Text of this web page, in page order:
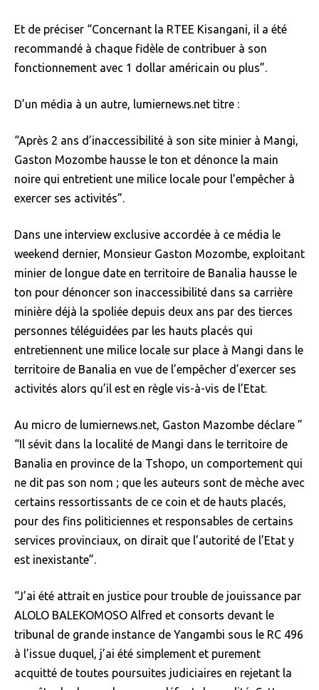
Et de préciser “Concernant la RTEE Kisangani, il a été
recommandé à chaque fidèle de contribuer à son
fonctionnement avec 1 dollar américain ou plus”.
D’un média à un autre, lumiernews.net titre :
“Après 2 ans d’inaccessibilité à son site minier à Mangi,
Gaston Mozombe hausse le ton et dénonce la main
noire qui entretient une milice locale pour l’empêcher à
exercer ses activités”.
Dans une interview exclusive accordée à ce média le
weekend dernier, Monsieur Gaston Mozombe, exploitant
minier de longue date en territoire de Banalia hausse le
ton pour dénoncer son inaccessibilité dans sa carrière
minière déjà la spoliée depuis deux ans par des tierces
personnes téléguidées par les hauts placés qui
entretiennent une milice locale sur place à Mangi dans le
territoire de Banalia en vue de l’empêcher d’exercer ses
activités alors qu’il est en règle vis-à-vis de l’Etat.
Au micro de lumiernews.net, Gaston Mazombe déclare ”
“Il sévit dans la localité de Mangi dans le territoire de
Banalia en province de la Tshopo, un comportement qui
ne dit pas son nom ; que les auteurs sont de mèche avec
certains ressortissants de ce coin et de hauts placés,
pour des fins politiciennes et responsables de certains
services provinciaux, on dirait que l’autorité de l’Etat y
est inexistante”.
“J’ai été attrait en justice pour trouble de jouissance par
ALOLO BALEKOMOSO Alfred et consorts devant le
tribunal de grande instance de Yangambi sous le RC 496
à l’issue duquel, j’ai été simplement et purement
acquitté de toutes poursuites judiciaires en rejetant la